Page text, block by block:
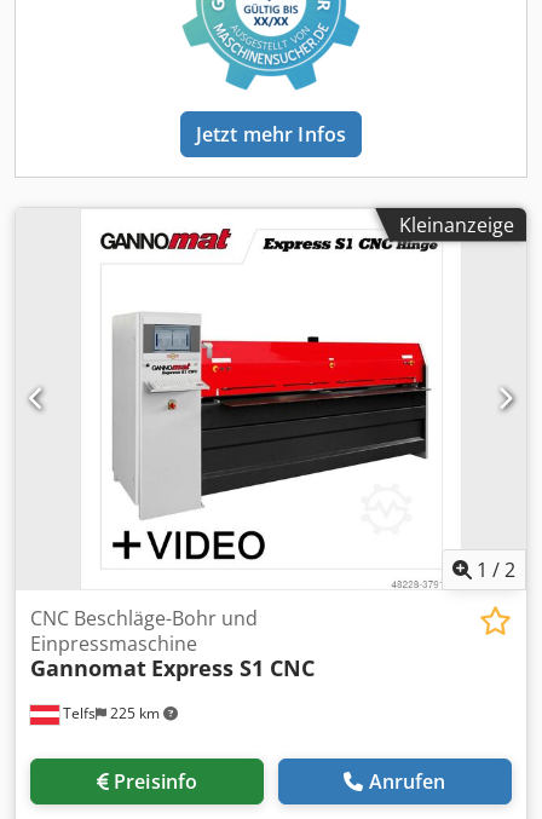
Verfahrgeschwindigkeit, für schnelles Positionieren der
Pressbalken, gesteuert über automatische
Werkstückerkennung mit Sensoren in den Pressbalken,
Pressgeschwindigkeit 5 / 10 / 25 mm/Sek. und Eilgang-
Verfahrgeschwindigkeit 50 mm/Sek., die Sensoren können
abgeschaltet werden für die Verpressung von
Sonderteilen1 Satz Maschinenfüße (Abrbeitshöhe 500 mm)
Lagerort: Dodpeuf Hx Hsfx Ag Ijck
Jetzt mehr Infos
Kleinanzeige
1 /2
Telfs 225 km
CNC Beschläge-Bohr und
Einpressmaschine
Gannomat Express S1 CNC
Preisinfo Anrufen